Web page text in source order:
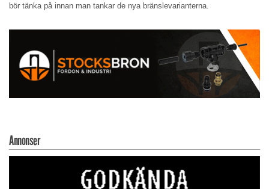
bör tänka på innan man tankar de nya bränslevarianterna.
Annonser